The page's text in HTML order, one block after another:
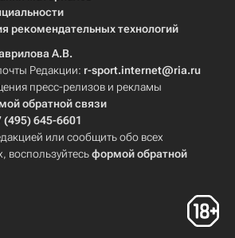
рекомендательных технологий
А.В.
Редакции: r-sport.internet@ria.ru
пресс-релизов и рекламы
обратной связи
(495) 645-6601
или сообщить обо всех
воспользуйтесьформой обратной